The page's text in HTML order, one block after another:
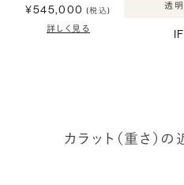
¥545,000 (税込)
詳しく見る
透
IF
カラット（重さ）